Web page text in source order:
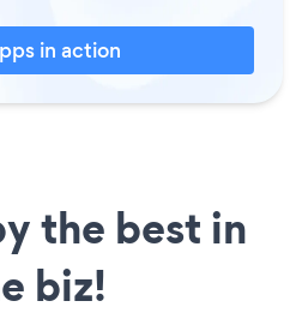
in action
the best in
biz!